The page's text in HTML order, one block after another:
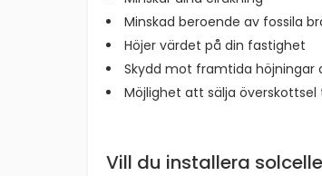
Minskad beroende av fossila
Höjer värdet på din fastighet
Skydd mot framtida höjningar
Möjlighet att sälja
Vill du installera